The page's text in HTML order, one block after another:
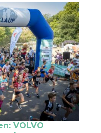
VOLVO